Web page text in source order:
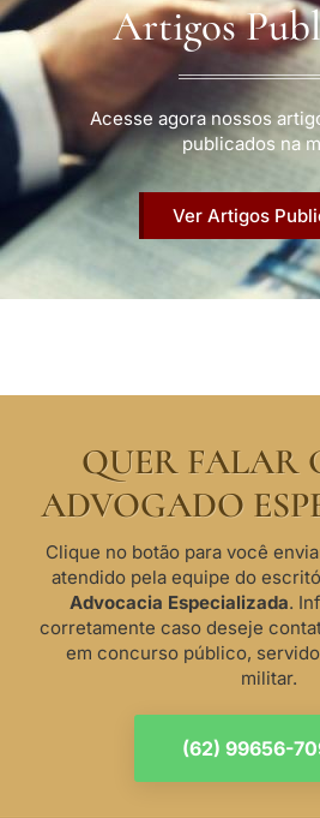
Artigos
Acesse agora nossos
publicados na
Ver Artigos
QUER FALAR
ADVOGADO
Clique no botão para você
atendido pela equipe do
Advocacia Especializada.
corretamente caso deseje
em concurso público,
militar.
(62) 99656-